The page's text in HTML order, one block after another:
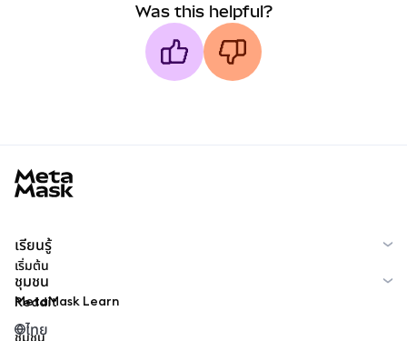
Was this helpful?
เรียนรู้
เริ่มต้น
MetaMask Learn
ชุมชน
Reddit
ชุมชน
ไทย